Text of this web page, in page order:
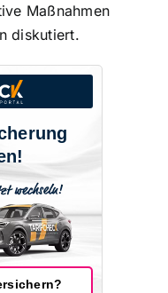
Maßnahmen
diskutiert.